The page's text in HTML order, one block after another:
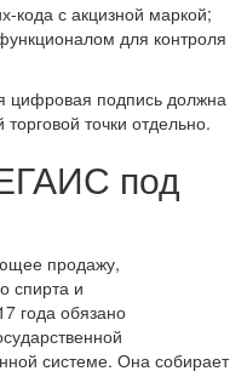
кода с акцизной маркой;
для контроля
цифровая подпись должна
точки отдельно.
под
продажу,
спирта и
года обязано
системе. Она собирает